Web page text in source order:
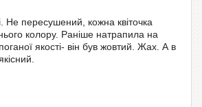
Не пересушений, кожна квіточка
колору. Раніше натрапила на
якості- він був жовтий. Жах. А в